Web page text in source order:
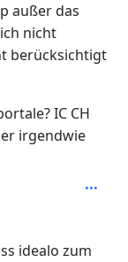
außer das
nicht
berücksichtigt
IC CH
irgendwie
idealo zum